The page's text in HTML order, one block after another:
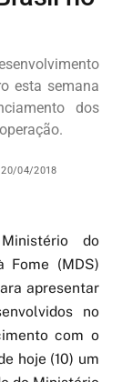
esta semana
dos
20/04/2018
do
Fome (MDS)
apresentar
no
com o
hoje (10) um